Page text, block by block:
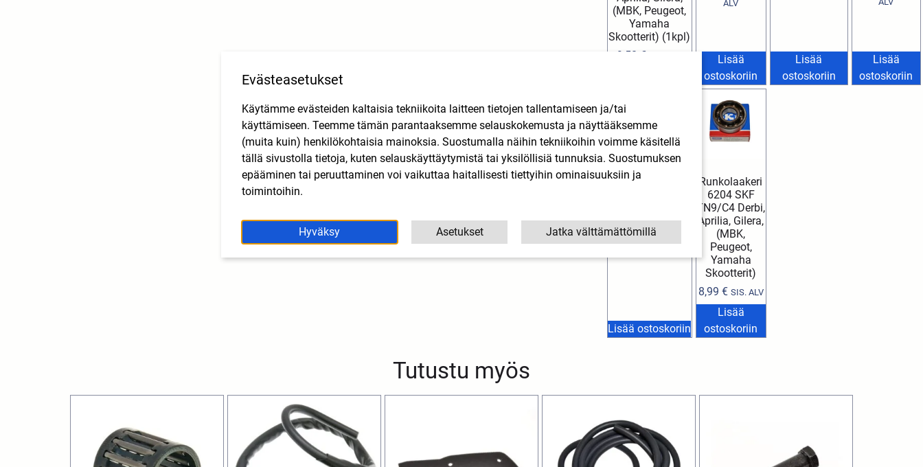
(MBK, Peugeot,
Yamaha
Skootterit) (1kpl)
9,50 €
ALV
Lisää
ostoskoriin
Lisää
ostoskoriin
Lisää
ostoskoriin
1 L
12,99€ SIS. ALV
Lisää ostoskoriin
Runkolaakeri
6204 SKF
TN9/C4 Derbi,
Aprilia, Gilera,
(MBK,
Peugeot,
Yamaha
Skootterit)
8,99 € SIS. ALV
Lisää
ostoskoriin
Tutustu myös
Evästeasetukset
Käytämme evästeiden kaltaisia tekniikoita laitteen tietojen tallentamiseen ja/tai
käyttämiseen. Teemme tämän parantaaksemme selauskokemusta ja näyttääksemme
(muita kuin) henkilökohtaisia mainoksia. Suostumalla näihin tekniikoihin voimme käsitellä
tällä sivustolla tietoja, kuten selauskäyttäytymistä tai yksilöllisiä tunnuksia. Suostumuksen
epääminen tai peruuttaminen voi vaikuttaa haitallisesti tiettyihin ominaisuuksiin ja
toimintoihin.
Hyväksy Asetukset Jatka välttämättömillä